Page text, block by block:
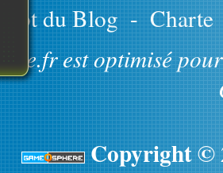
du Blog - Charte
est optimisé
Copyright ©